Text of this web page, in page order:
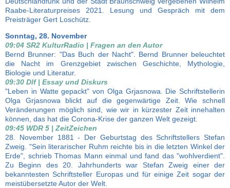
Raabe-Literaturpreises 2021. Lesung und Gespräch mit dem
Preisträger Gert Loschütz.
Sonntag, 28. November
09:04 SR2 KulturRadio | Fragen an den Autor
Bernd Brunner: "Das Buch der Nacht". Bernd Brunner beleuchtet
die Nacht im Grenzgebiet zwischen Geschichte, Mythologie,
Biologie und Literatur.
09:30 Dlf | Essay und Diskurs
"Leben in Watte gepackt" von Olga Grjasnowa. Die Schriftstellerin
Olga Grjasnowa blickt auf die gegenwärtige Zeit. Wie schnell
Veränderungen möglich sind, wie wir in kürzester Zeit innehalten
können, das hat die Corona-Krise der ganzen Welt gezeigt.
09:45 WDR 5 | ZeitZeichen
28. November 1881 - Der Geburtstag des Schriftstellers Stefan
Zweig. "Sein literarischer Ruhm reichte bis in die letzten Winkel der
Erde", schrieb Thomas Mann einmal und fand das "wohlverdient".
Zu Beginn des 20. Jahrhunderts war Stefan Zweig einer der
bekanntesten Schriftsteller Europas und für einige Zeit sogar der
meistübersetzte Autor der Welt.